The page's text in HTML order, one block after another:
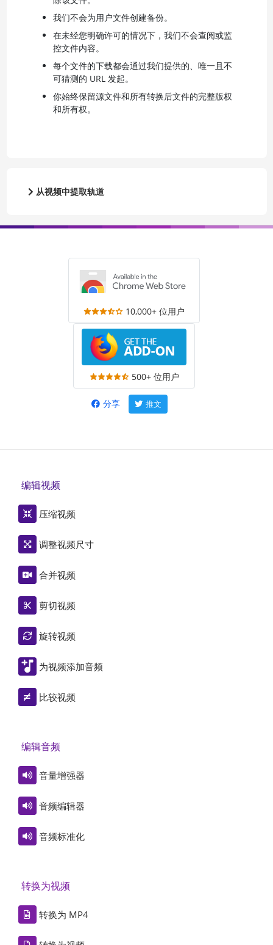
我们不会为用户文件创建备份。
在未经您明确许可的情况下，我们不会查阅或监
控文件内容。
每个文件的下载都会通过我们提供的、唯一且不
可猜测的 URL 发起。
你始终保留源文件和所有转换后文件的完整版权
和所有权。
从视频中提取轨道
10,000+ 位用户
500+ 位用户
分享 推文
编辑视频
压缩视频
调整视频尺寸
合并视频
剪切视频
旋转视频
为视频添加音频
比较视频
编辑音频
音量增强器
音频编辑器
音频标准化
转换为视频
转换为 MP4